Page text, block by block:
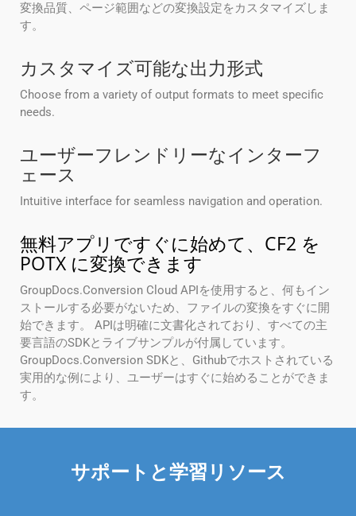
変換品質、ページ範囲などの変換設定をカスタマイズしま
す。
カスタマイズ可能な出力形式
Choose from a variety of output formats to meet specific
needs.
ユーザーフレンドリーなインターフ
ェース
Intuitive interface for seamless navigation and operation.
無料アプリですぐに始めて、CF2 を
POTX に変換できます
GroupDocs.Conversion Cloud APIを使用すると、何もイン
ストールする必要がないため、ファイルの変換をすぐに開
始できます。 APIは明確に文書化されており、すべての主
要言語のSDKとライブサンプルが付属しています。
GroupDocs.Conversion SDKと、Githubでホストされている
実用的な例により、ユーザーはすぐに始めることができま
す。
サポートと学習リソース